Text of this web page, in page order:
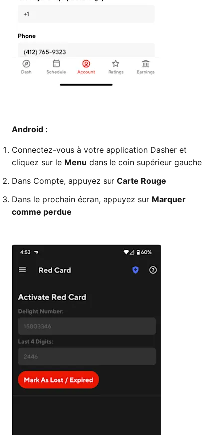
Android :
Connectez-vous à votre application Dasher et
cliquez sur le Menu dans le coin supérieur gauche
Dans Compte, appuyez sur Carte Rouge
Dans le prochain écran, appuyez sur Marquer
comme perdue